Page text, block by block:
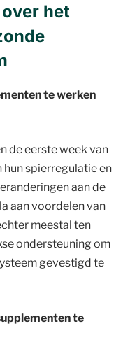
het
te werken
de eerste week van
spierregulatie en
aan de
aan voordelen van
meestal ten
ondersteuning om
gevestigd te
te